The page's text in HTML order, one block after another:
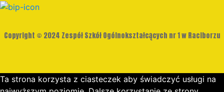
Copyright © 2024 Zespół Szkół Ogólnokształcących nr 1 w Raciborzu
Ta strona korzysta z ciasteczek aby świadczyć usługi na